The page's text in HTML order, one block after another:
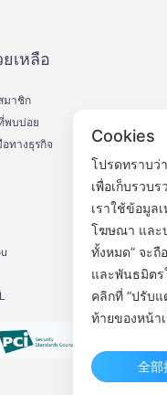
เหลือ
มาชิก
พบบ่อย
ทางธุรกิจ
Cookies
โปรดทราบว่
เพื่อเก็บรวบ
เราใช้ข้อมูล
โฆษณา และ
ทั้งหมด” จะ
และพันธมิต
คลิกที่ “ปรับ
ท้ายของหน้า
全部